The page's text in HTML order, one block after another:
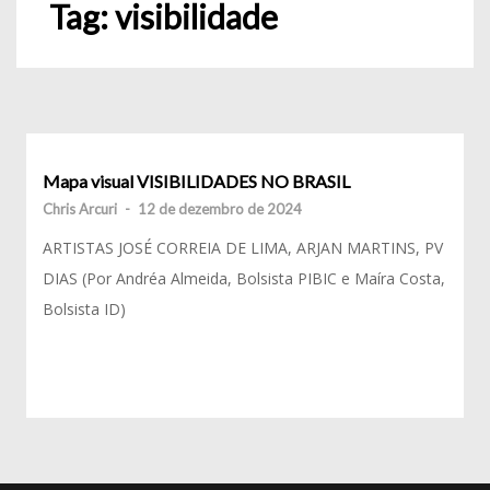
Tag:visibilidade
Mapa visual VISIBILIDADES NO BRASIL
Chris Arcuri - 12 de dezembro de 2024
ARTISTAS JOSÉ CORREIA DE LIMA, ARJAN MARTINS, PV
DIAS (Por Andréa Almeida, Bolsista PIBIC e Maíra Costa,
Bolsista ID)